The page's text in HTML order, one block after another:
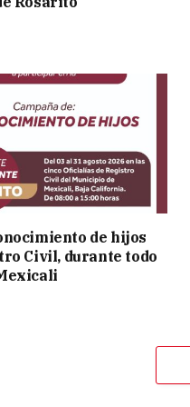
de hijos
Civil, durante todo